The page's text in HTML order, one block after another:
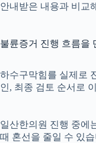
안내받은 내용과 비교
불륜증거 진행 흐름을
하수구막힘를 실제로
인, 최종 검토 순서로
일산한의원 진행 중에
때 혼선을 줄일 수 있